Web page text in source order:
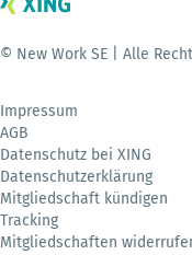
© New Work SE | Alle
Impressum
AGB
Datenschutz bei XING
Datenschutzerklärung
Mitgliedschaft kündigen
Tracking
Mitgliedschaften